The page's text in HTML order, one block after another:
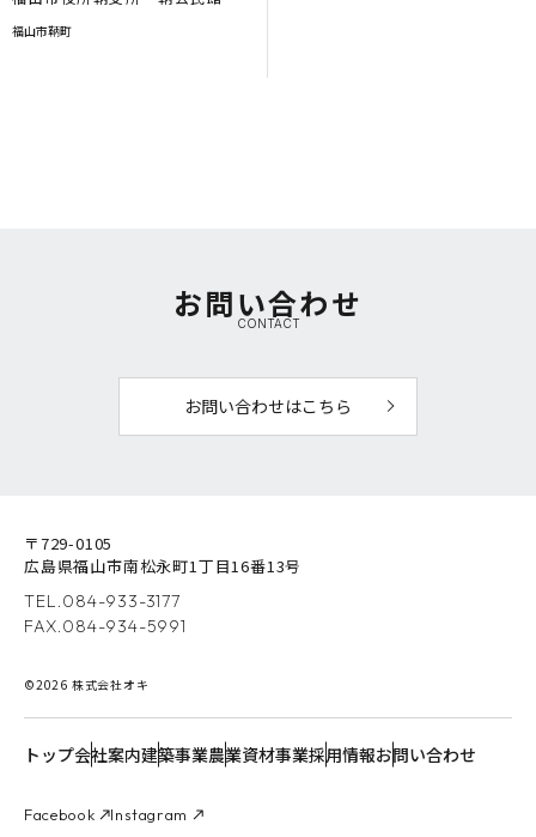
福山市鞆町
お問い合わせ
CONTACT
お問い合わせはこちら
〒729-0105
広島県福山市南松永町1丁目16番13号
TEL. 084-933-3177
FAX.084-934-5991
©2026 株式会社オキ
トップ会社案内建築事業農業資材事業採用情報お問い合わせ
Facebook Instagram